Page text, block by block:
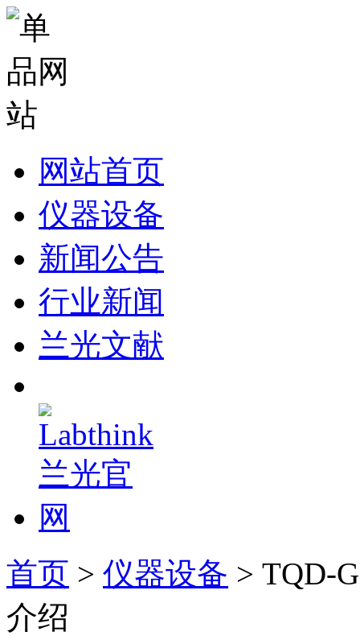
网站首页
仪器设备
新闻公告
行业新闻
兰光文献
首页 > 仪器设备 > TQD-
介绍